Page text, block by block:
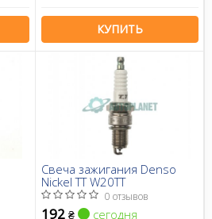
КУПИТЬ
Свеча зажигания Denso
Nickel TT W20TT
0 отзывов
192 ₴ сегодня